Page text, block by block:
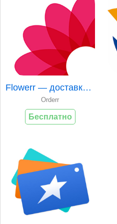
Flowerr — доставка цветов
Orderr
Бесплатно